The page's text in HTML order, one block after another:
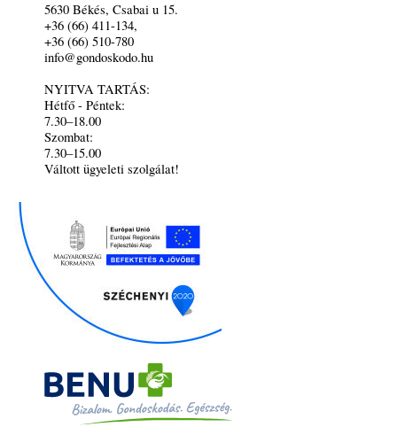
5630 Békés, Csabai u 15.
+36 (66) 411-134,
+36 (66) 510-780
info@gondoskodo.hu
NYITVA TARTÁS:
Hétfő - Péntek:
7.30–18.00
Szombat:
7.30–15.00
Váltott ügyeleti szolgálat!